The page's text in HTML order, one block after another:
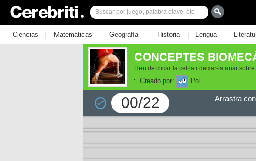
Ciencias | Matemáticas | Geografía | Historia | Lengua |
CONCEPTES
Heu de clicar la cel·la i deixar-la anar
Creado por: Pol
00/22
Arrastra